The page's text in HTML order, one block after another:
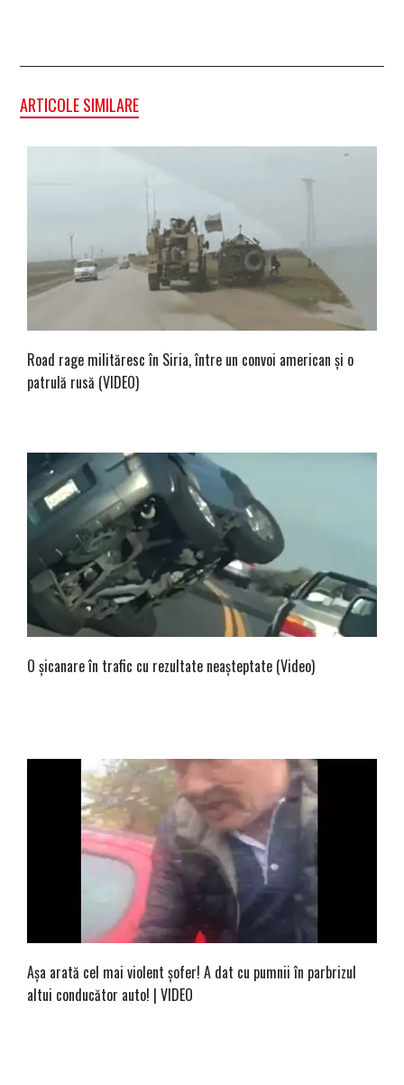
ARTICOLE SIMILARE
Road rage milităresc în Siria, între un convoi american și o
patrulă rusă (VIDEO)
O șicanare în trafic cu rezultate neașteptate (Video)
Așa arată cel mai violent șofer! A dat cu pumnii în parbrizul
altui conducător auto! | VIDEO